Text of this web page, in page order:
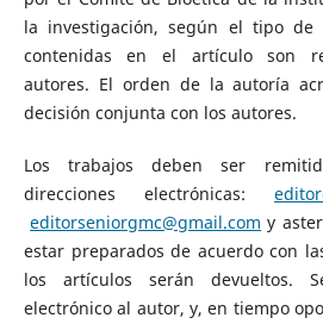
la investigación, según el tipo de
contenidas en el artículo son
autores. El orden de la autoría
decisión conjunta con los autores.
Los trabajos deben ser
direcciones electrónicas:
editorseniorgmc@gmail.com y
estar preparados de acuerdo con
los artículos serán devueltos.
electrónico al autor, y, en tiempo